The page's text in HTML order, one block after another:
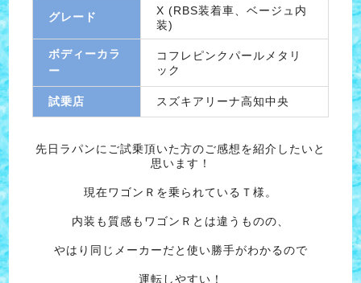
グレード
X (RBS装着車、ベージュ内
装)
ボディーカラ
ー
コフレピンクパールメタリ
ック
試乗店 スズキアリーナ高知中央
先日ラパンにご試乗頂いた方のご感想を紹介したいと
思います！
現在ワゴンＲを乗られているＴ様。
内装も質感もワゴンＲとは違うものの、
やはり同じメーカーだと使い勝手がわかるので
運転しやすい！